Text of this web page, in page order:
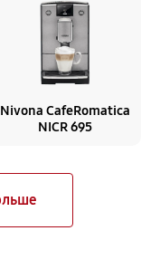
Nivona CafeRomatica
NICR 695